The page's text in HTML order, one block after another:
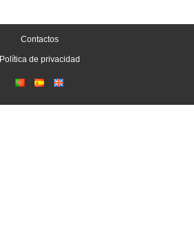
Contactos
Política de privacidad